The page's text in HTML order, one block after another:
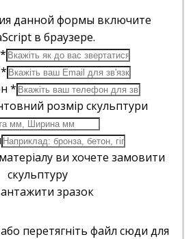
данной формы включите
в браузере.
*
*
*
розмір скульптури
ви хочете замовити
скульптуру
зразок
перетягніть файл сюди для